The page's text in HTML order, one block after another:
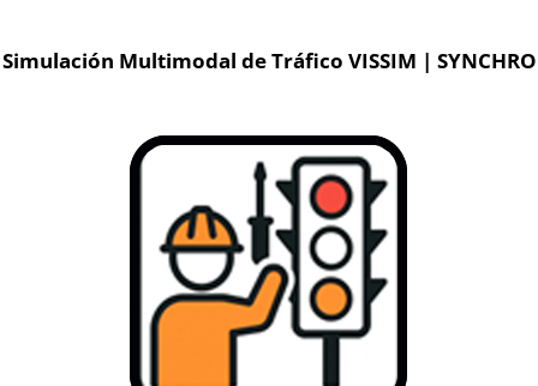
Simulación Multimodal de Tráfico VISSIM | SYNCHRO